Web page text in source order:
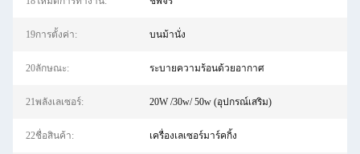
19การตั้งค่า: บนม้านั่ง
20ลักษณะ: ระบายความร้อนด้วยอากาศ
21พลังเลเซอร์: 20W /30w/ 50w (อุปกรณ์เสริม)
22ชื่อสินค้า: เครื่องเลเซอร์มาร์คกิ้ง